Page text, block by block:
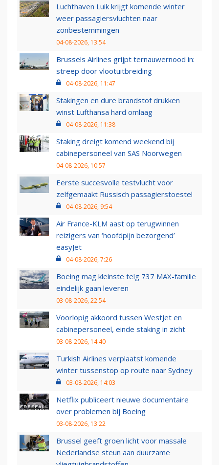
Luchthaven Luik krijgt komende winter
weer passagiersvluchten naar
zonbestemmingen
04-08-2026, 13:54
Brussels Airlines grijpt ternauwernood in:
streep door vlootuitbreiding
04-08-2026, 11:47
Stakingen en dure brandstof drukken
winst Lufthansa hard omlaag
04-08-2026, 11:38
Staking dreigt komend weekend bij
cabinepersoneel van SAS Noorwegen
04-08-2026, 10:57
Eerste succesvolle testvlucht voor
zelfgemaakt Russisch passagierstoestel
04-08-2026, 9:54
Air France-KLM aast op terugwinnen
reizigers van ‘hoofdpijn bezorgend’
easyJet
04-08-2026, 7:26
Boeing mag kleinste telg 737 MAX-familie
eindelijk gaan leveren
03-08-2026, 22:54
Voorlopig akkoord tussen WestJet en
cabinepersoneel, einde staking in zicht
03-08-2026, 14:40
Turkish Airlines verplaatst komende
winter tussenstop op route naar Sydney
03-08-2026, 14:03
Netflix publiceert nieuwe documentaire
over problemen bij Boeing
03-08-2026, 13:22
Brussel geeft groen licht voor massale
Nederlandse steun aan duurzame